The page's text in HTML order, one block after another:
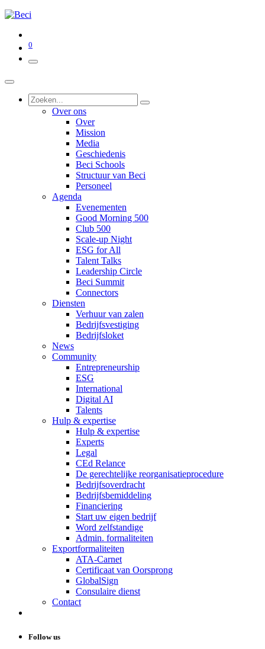
0
Over ons
Over
Mission
Media
Geschiedenis
Beci Schools
Structuur van Beci
Personeel
Agenda
Evenementen
Good Morning 500
Club 500
Scale-up Night
ESG for All
Talent Talks
Leadership Circle
Beci Summit
Connectors
Diensten
Verhuur van zalen
Bedrijfsvestiging
Bedrijfsloket
News
Community
Entrepreneurship
ESG
International
Digital AI
Talents
Hulp & expertise
Hulp & expertise
Experts
Legal
CEd Relance
De gerechtelijke reorganisatieprocedure
Bedrijfsoverdracht
Bedrijfsbemiddeling
Financiering
Start uw eigen bedrijf
Word zelfstandige
Admin. formaliteiten
Exportformaliteiten
ATA-Carnet
Certificaat van Oorsprong
GlobalSign
Consulaire dienst
Contact
Follow us